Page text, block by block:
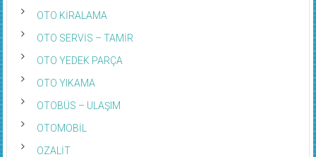
OTO KİRALAMA
OTO SERVİS – TAMİR
OTO YEDEK PARÇA
OTO YIKAMA
OTOBÜS – ULAŞIM
OTOMOBİL
OZALİT